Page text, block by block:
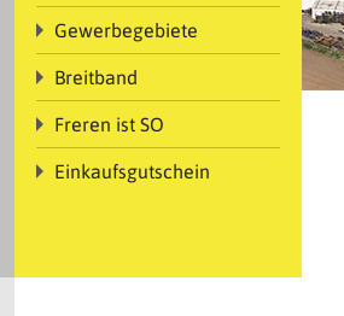
Gewerbegebiete
Breitband
Freren ist SO
Einkaufsgutschein